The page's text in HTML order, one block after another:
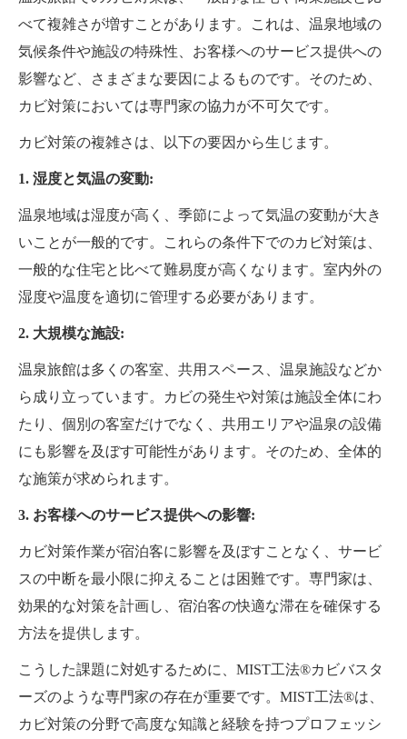
べて複雑さが増すことがあります。これは、温泉地域の
気候条件や施設の特殊性、お客様へのサービス提供への
影響など、さまざまな要因によるものです。そのため、
カビ対策においては専門家の協力が不可欠です。
カビ対策の複雑さは、以下の要因から生じます。
1. 湿度と気温の変動:
温泉地域は湿度が高く、季節によって気温の変動が大き
いことが一般的です。これらの条件下でのカビ対策は、
一般的な住宅と比べて難易度が高くなります。室内外の
湿度や温度を適切に管理する必要があります。
2. 大規模な施設:
温泉旅館は多くの客室、共用スペース、温泉施設などか
ら成り立っています。カビの発生や対策は施設全体にわ
たり、個別の客室だけでなく、共用エリアや温泉の設備
にも影響を及ぼす可能性があります。そのため、全体的
な施策が求められます。
3. お客様へのサービス提供への影響:
カビ対策作業が宿泊客に影響を及ぼすことなく、サービ
スの中断を最小限に抑えることは困難です。専門家は、
効果的な対策を計画し、宿泊客の快適な滞在を確保する
方法を提供します。
こうした課題に対処するために、MIST工法®カビバスタ
ーズのような専門家の存在が重要です。MIST工法®は、
カビ対策の分野で高度な知識と経験を持つプロフェッシ